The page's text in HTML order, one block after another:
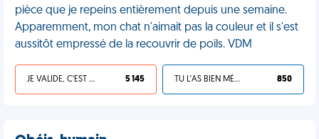
pièce que je repeins entièrement depuis une semaine.
Apparemment, mon chat n'aimait pas la couleur et il s'est
aussitôt empressé de la recouvrir de poils. VDM
JE VALIDE, C'EST UNE VDM 5 145 TU L'AS BIEN MÉRITÉ 850